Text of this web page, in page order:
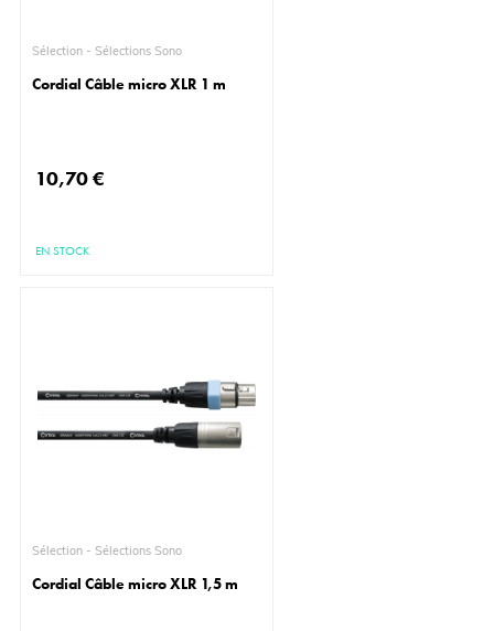
Sélection - Sélections Sono
Cordial Câble micro XLR 1 m
10,70 €
EN STOCK
Sélection - Sélections Sono
Cordial Câble micro XLR 1,5 m